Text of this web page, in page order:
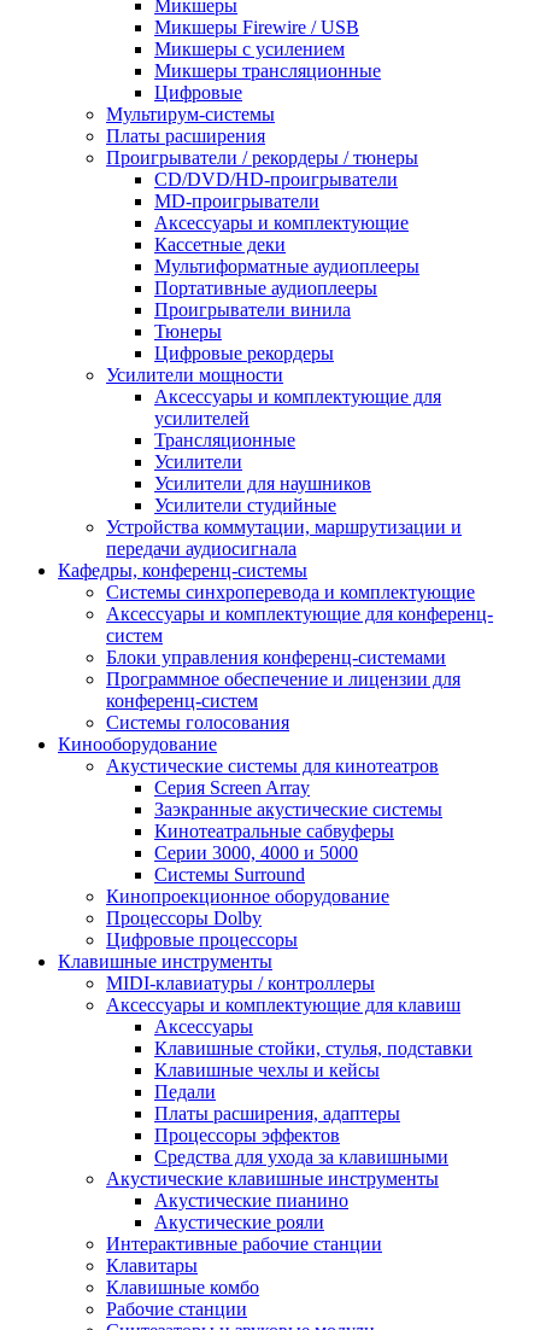
Микшеры
Микшеры Firewire / USB
Микшеры с усилением
Микшеры трансляционные
Цифровые
Мультирум-системы
Платы расширения
Проигрыватели / рекордеры / тюнеры
CD/DVD/HD-проигрыватели
MD-проигрыватели
Аксессуары и комплектующие
Кассетные деки
Мультиформатные аудиоплееры
Портативные аудиоплееры
Проигрыватели винила
Тюнеры
Цифровые рекордеры
Усилители мощности
Аксессуары и комплектующие для
усилителей
Трансляционные
Усилители
Усилители для наушников
Усилители студийные
Устройства коммутации, маршрутизации и
передачи аудиосигнала
Кафедры, конференц-системы
Cистемы синхроперевода и комплектующие
Аксессуары и комплектующие для конференц-
систем
Блоки управления конференц-системами
Программное обеспечение и лицензии для
конференц-систем
Системы голосования
Кинооборудование
Акустические системы для кинотеатров
Cерия Screen Array
Заэкранные акустические системы
Кинотеатральные сабвуферы
Серии 3000, 4000 и 5000
Системы Surround
Кинопроекционное оборудование
Процессоры Dolby
Цифровые процессоры
Клавишные инструменты
MIDI-клавиатуры / контроллеры
Аксессуары и комплектующие для клавиш
Аксессуары
Клавишные стойки, стулья, подставки
Клавишные чехлы и кейсы
Педали
Платы расширения, адаптеры
Процессоры эффектов
Средства для ухода за клавишными
Акустические клавишные инструменты
Акустические пианино
Акустические рояли
Интерактивные рабочие станции
Клавитары
Клавишные комбо
Рабочие станции